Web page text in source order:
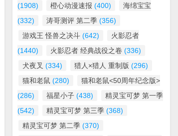
(1908)
橙心动漫速报 (400)
海绵宝宝
(332)
涛哥测评 第二季 (356)
游戏王 怪兽之决斗 (642)
火影忍者
(1440)
火影忍者 经典战役之卷 (336)
犬夜叉 (334) 猎人×猎人 重制版 (296)
猫和老鼠 (280)
猫和老鼠<50周年纪念版>
(286)
福星小子 (438)
精灵宝可梦 第一季
(542)
精灵宝可梦 第三季 (368)
精灵宝可梦 第二季 (370)